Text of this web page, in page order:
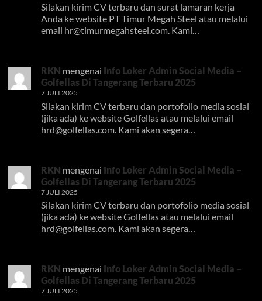
Silakan kirim CV terbaru dan surat lamaran kerja
Anda ke website PT Timur Megah Steel atau melalui
email hr@timurmegahsteel.com. Kami…
RKN mengenai Info Loker Admin Social Media –
Golfellas Di Tangerang Terbaru 2025
7 JULI 2025
Silakan kirim CV terbaru dan portofolio media sosial
(jika ada) ke website Golfellas atau melalui email
hrd@golfellas.com . Kami akan segera…
RKN mengenai Info Loker Admin Social Media –
Golfellas Di Tangerang Terbaru 2025
7 JULI 2025
Silakan kirim CV terbaru dan portofolio media sosial
(jika ada) ke website Golfellas atau melalui email
hrd@golfellas.com. Kami akan segera…
RKN mengenai Info Loker Admin Social Media –
Golfellas Di Tangerang Terbaru 2025
7 JULI 2025